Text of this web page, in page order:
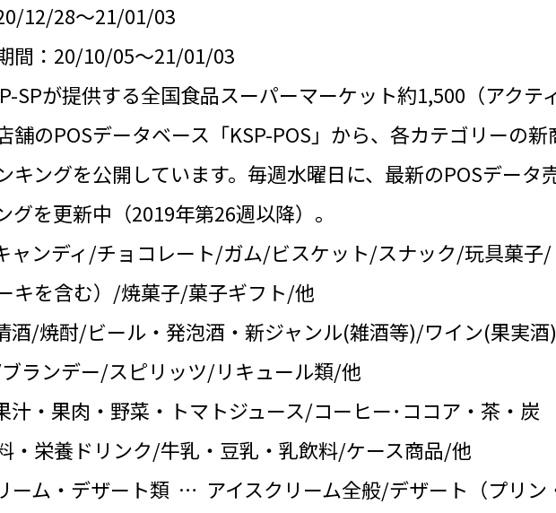
12/28～21/01/03
間：20/10/05～21/01/03
SPが提供する全国食品スーパーマーケット約1,500（アクテ
舗のPOSデータベース「KSP-POS」から、各カテゴリーの新
キングを公開しています。毎週水曜日に、最新のPOSデータ
グを更新中（2019年第26週以降）。
ンディ/チョコレート/ガム/ビスケット/スナック/玩具菓子/
キを含む）/焼菓子/菓子ギフト/他
/焼酎/ビール・発泡酒・新ジャンル(雑酒等)/ワイン(果実
ランデー/スピリッツ/リキュール類/他
・果肉・野菜・トマトジュース/コーヒー･ココア・茶・炭
・栄養ドリンク/牛乳・豆乳・乳飲料/ケース商品/他
ーム・デザート類 … アイスクリーム全般/デザート（プリン